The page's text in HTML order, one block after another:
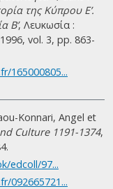
της Κύπρου Ε’.
Β’, Λευκωσία :
vol. 3, pp. 863-
165000805...
Konnari, Angel et
Culture 1191-1374,
edcoll/97...
092665721...